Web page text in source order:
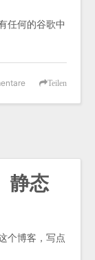
任何的谷歌中
Teilen
静态
个博客，写点